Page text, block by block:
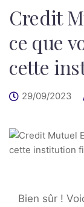
Credit
ce que
cette
29/09/2023
Bien sûr !